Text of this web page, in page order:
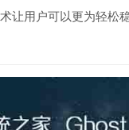
让用户可以更为轻松